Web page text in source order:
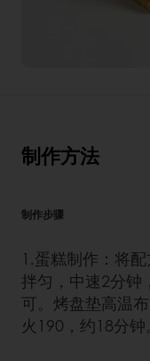
制作方法
制作步骤
1.蛋糕制作：将
拌匀，中速2分钟
可。烤盘垫高温
火190，约18分钟。